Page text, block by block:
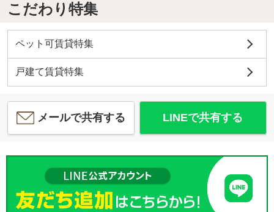
こだわり特集
ペット可賃貸特集
戸建て賃貸特集
メールで共有する LINEで共有する